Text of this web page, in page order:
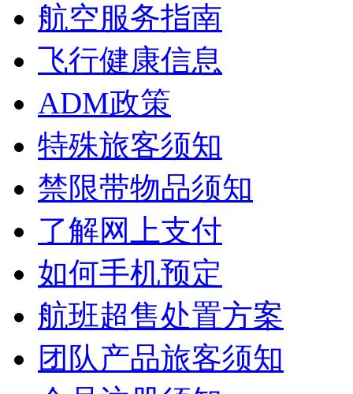
航空服务指南
飞行健康信息
ADM政策
特殊旅客须知
禁限带物品须知
了解网上支付
如何手机预定
航班超售处置方案
团队产品旅客须知